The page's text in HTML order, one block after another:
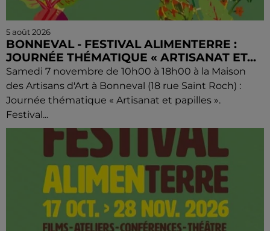
5 août 2026
BONNEVAL - FESTIVAL ALIMENTERRE :
JOURNÉE THÉMATIQUE « ARTISANAT ET...
Samedi 7 novembre de 10h00 à 18h00 à la Maison
des Artisans d'Art à Bonneval (18 rue Saint Roch) :
Journée thématique « Artisanat et papilles ».
Festival...